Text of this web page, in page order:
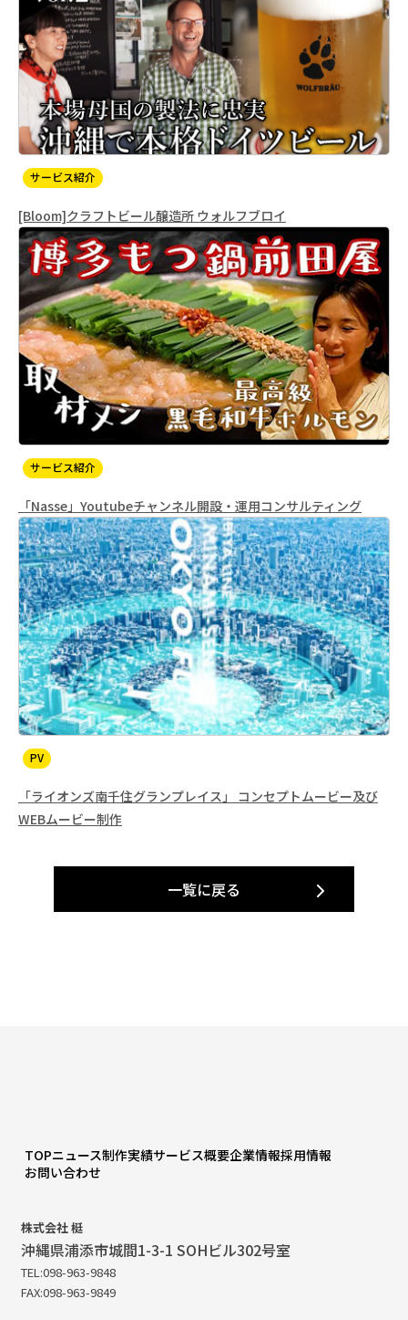
サービス紹介
[Bloom]クラフトビール醸造所 ウォルフブロイ
サービス紹介
「Nasse」Youtubeチャンネル開設・運用コンサルティング
PV
「ライオンズ南千住グランプレイス」 コンセプトムービー及び
WEBムービー制作
一覧に戻る
TOPニュース制作実績サービス概要企業情報採用情報
お問い合わせ
株式会社 梃
沖縄県浦添市城間1-3-1 SOHビル302号室
TEL:098-963-9848
FAX:098-963-9849